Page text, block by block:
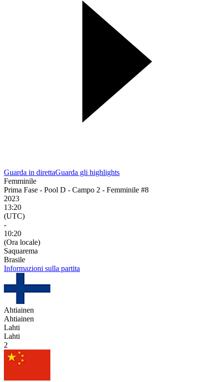
Guarda in direttaGuarda gli highlights
Femminile
Prima Fase - Pool D - Campo 2 - Femminile #8
2023
13:20
(UTC)
-
10:20
(Ora locale)
Saquarema
Brasile
Informazioni sulla partita
Ahtiainen
Ahtiainen
Lahti
Lahti
2